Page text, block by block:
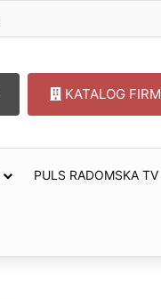
KATALOG FIRM
PULS RADOMSKA TV